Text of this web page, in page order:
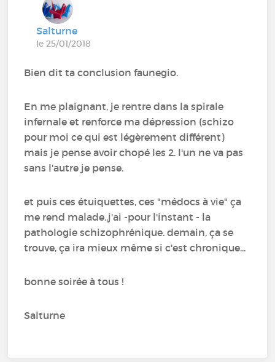
Salturne
le 25/01/2018
Bien dit ta conclusion faunegio.
En me plaignant, je rentre dans la spirale
infernale et renforce ma dépression (schizo
pour moi ce qui est légèrement différent)
mais je pense avoir chopé les 2. l'un ne va pas
sans l'autre je pense.
et puis ces étuiquettes, ces "médocs à vie" ça
me rend malade..j'ai -pour l'instant - la
pathologie schizophrénique. demain, ça se
trouve, ça ira mieux même si c'est chronique...
bonne soirée à tous !
Salturne